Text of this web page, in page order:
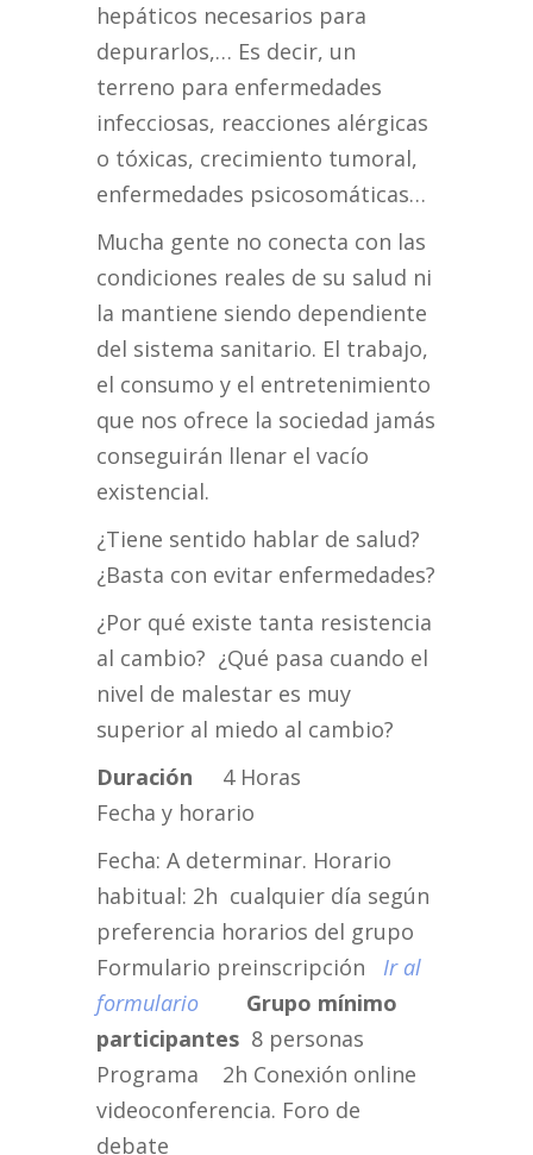
hepáticos necesarios para
depurarlos,… Es decir, un
terreno para enfermedades
infecciosas, reacciones alérgicas
o tóxicas, crecimiento tumoral,
enfermedades psicosomáticas…
Mucha gente no conecta con las
condiciones reales de su salud ni
la mantiene siendo dependiente
del sistema sanitario. El trabajo,
el consumo y el entretenimiento
que nos ofrece la sociedad jamás
conseguirán llenar el vacío
existencial.
¿Tiene sentido hablar de salud?
¿Basta con evitar enfermedades?
¿Por qué existe tanta resistencia
al cambio? ¿Qué pasa cuando el
nivel de malestar es muy
superior al miedo al cambio?
Duración 4 Horas
Fecha y horario
Fecha: A determinar. Horario
habitual: 2h cualquier día según
preferencia horarios del grupo
Formulario preinscripción Ir al
formulario
Grupo mínimo
participantes8 personas
Programa 2h Conexión online
videoconferencia. Foro de
debate